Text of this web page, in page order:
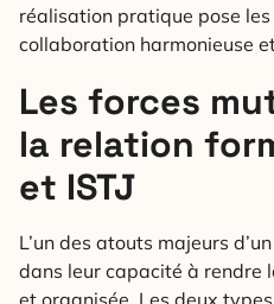
réalisation pratique pose les
collaboration harmonieuse
Les forces
la relation
et ISTJ
L’un des atouts majeurs
dans leur capacité à rendre